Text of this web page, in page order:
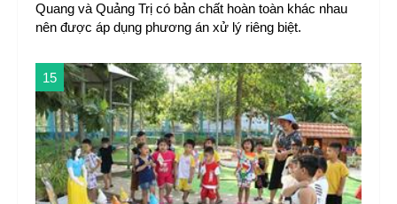
Quang và Quảng Trị có bản chất hoàn toàn khác nhau
nên được áp dụng phương án xử lý riêng biệt.
15